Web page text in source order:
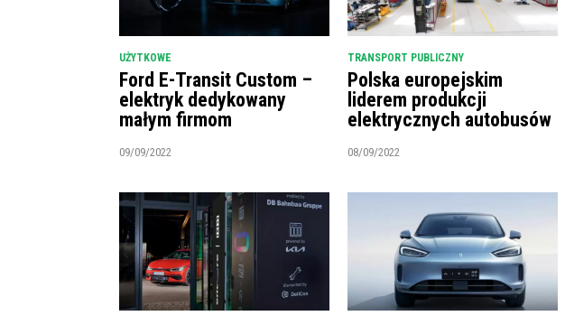
UŻYTKOWE
Ford E-Transit Custom –
elektryk dedykowany
małym firmom
09/09/2022
TRANSPORT PUBLICZNY
Polska europejskim
liderem produkcji
elektrycznych autobusów
08/09/2022